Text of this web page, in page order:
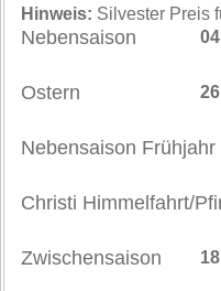
Hinweis: Silvester Preis
Nebensaison
Ostern
Nebensaison Frühjahr
Christi Himmelfahrt/
Zwischensaison